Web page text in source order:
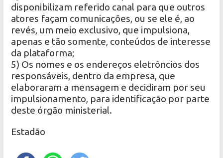
disponibilizam referido canal para que outros
atores façam comunicações, ou se ele é, ao
revés, um meio exclusivo, que impulsiona,
apenas e tão somente, conteúdos de interesse
da plataforma;
5) Os nomes e os endereços eletrôncios dos
responsáveis, dentro da empresa, que
elaboraram a mensagem e decidiram por seu
impulsionamento, para identificação por parte
deste órgão ministerial.
Estadão